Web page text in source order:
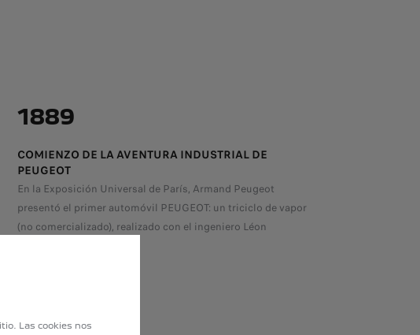
1889
COMIENZO DE LA AVENTURA INDUSTRIAL DE
PEUGEOT
En la Exposición Universal de París, Armand Peugeot
presentó el primer automóvil PEUGEOT: un triciclo de vapor
(no comercializado), realizado con el ingeniero Léon
Las cookies nos